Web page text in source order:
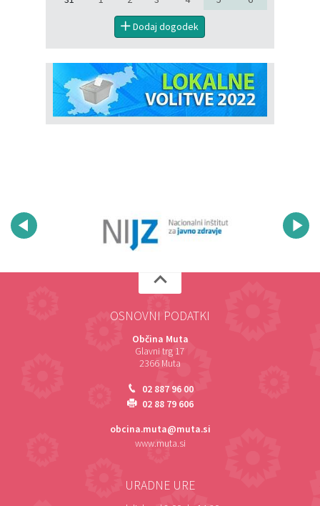
Dodaj dogodek
OSNOVNI PODATKI
Občina Muta
Glavni trg 17
2366 Muta
02 887 96 00
02 88 79 606
obcina.muta@muta.si
www.muta.si
URADNE URE